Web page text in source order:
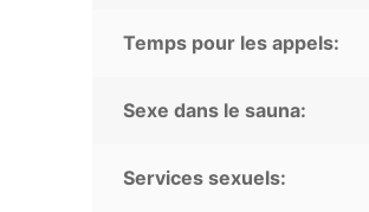
Temps pour les appels:
Sexe dans le sauna:
Services sexuels: